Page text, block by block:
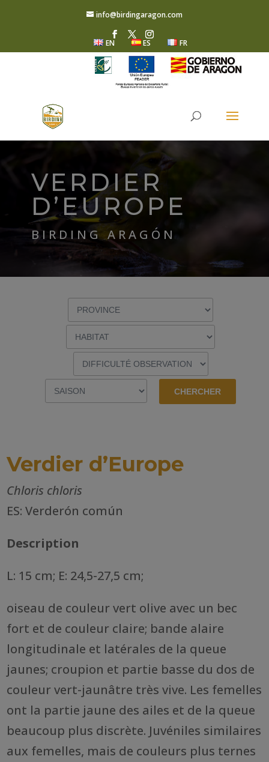
info@birdingaragon.com
EN ES FR
VERDIER
D’EUROPE
BIRDING ARAGÓN
Verdier d’Europe
Chloris chloris
ES: Verderón común
Description
L: 15 cm; E: 24,5-27,5 cm;
oiseau de couleur vert olive avec un bec
fort et de couleur claire; bande alaire
longitudinale et latérales de la queue
jaunes; croupion et partie basse du dos de
couleur vert-jaunâtre très vive. Les femelles
ont la partie jaune des ailes et de la queue
beaucoup plus discrète. Juvéniles similaires
aux femelles, mais de couleurs plus ternes